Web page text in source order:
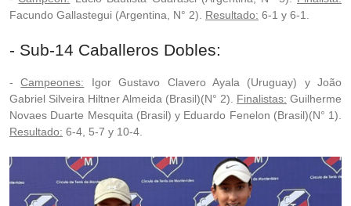
Facundo Gallastegui (Argentina, N° 2). Resultado: 6-1 y 6-1.
- Sub-14 Caballeros Dobles:
-Campeones: Igor Gustavo Clavero Ayala (Uruguay) y João
Gabriel Silveira Hiltner Almeida (Brasil)(N° 2). Finalistas: Guilherme
Novaes Duarte Mesquita (Brasil) y Eduardo Fenelon (Brasil)(N° 1).
Resultado: 6-4, 5-7 y 10-4.